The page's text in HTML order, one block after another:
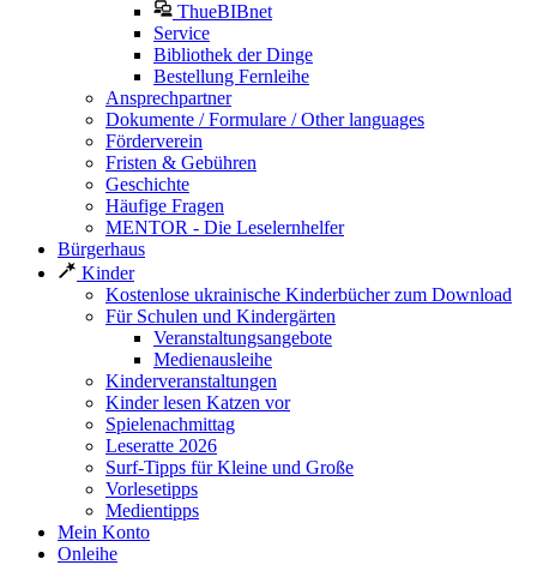
ThueBIBnet
Service
Bibliothek der Dinge
Bestellung Fernleihe
Ansprechpartner
Dokumente / Formulare / Other languages
Förderverein
Fristen & Gebühren
Geschichte
Häufige Fragen
MENTOR - Die Leselernhelfer
Bürgerhaus
Kinder
Kostenlose ukrainische Kinderbücher zum Download
Für Schulen und Kindergärten
Veranstaltungsangebote
Medienausleihe
Kinderveranstaltungen
Kinder lesen Katzen vor
Spielenachmittag
Leseratte 2026
Surf-Tipps für Kleine und Große
Vorlesetipps
Medientipps
Mein Konto
Onleihe